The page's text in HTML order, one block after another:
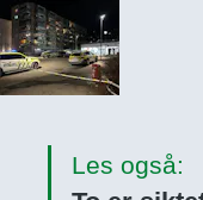
Les også: